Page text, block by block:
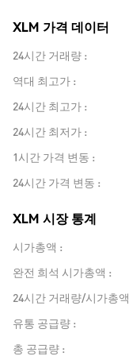
XLM 가격 데이터
24시간 거래량
역대 최고가
24시간 최고가
24시간 최저가
1시간 가격 변동
24시간 가격 변동
XLM 시장 통계
시가총액
완전 희석 시가총액
24시간 거래량/시가총액
유통 공급량
총 공급량